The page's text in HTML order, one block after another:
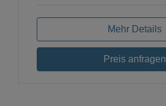
Mehr Details
Preis anfragen